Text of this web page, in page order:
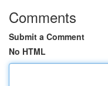
Comments
Submit a Comment
No HTML